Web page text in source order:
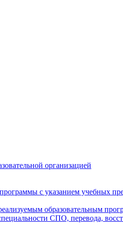
организацией
с указанием учебных
образовательным
СПО, перевода,